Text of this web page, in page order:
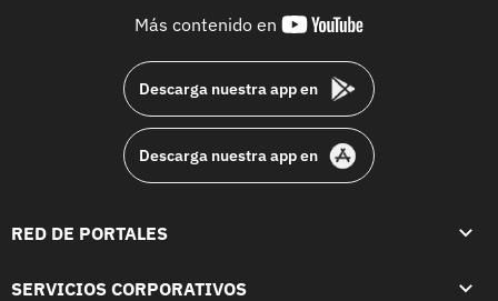
Más contenido en
youtube-
Descarga nuestra app en
Descarga nuestra app en
RED DE PORTALES
SERVICIOS CORPORATIVOS